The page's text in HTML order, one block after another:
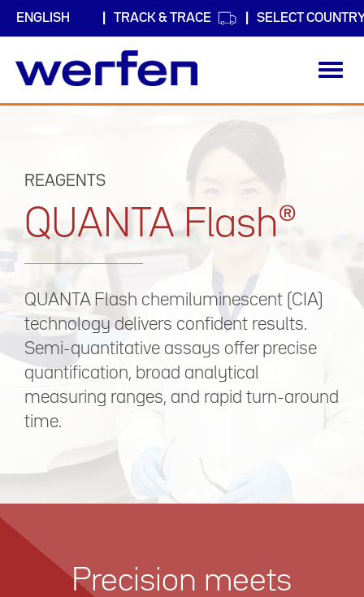
TRACK & TRACE SELECT
REAGENTS
QUANTA Flash®
QUANTA Flash chemiluminescent (CIA)
technology delivers confident results.
Semi-quantitative assays offer precise
quantification, broad analytical
measuring ranges, and rapid turn-around
time.
Precision meets